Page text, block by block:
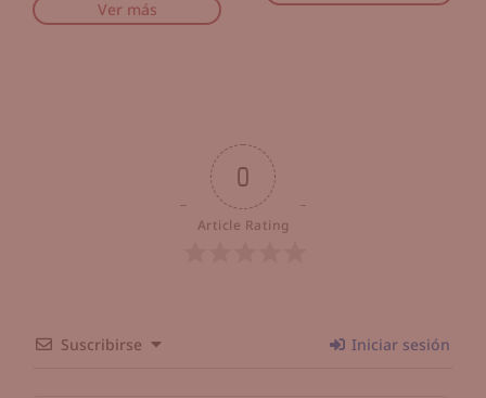
Ver más
0
Article Rating
Suscribirse Iniciar sesión